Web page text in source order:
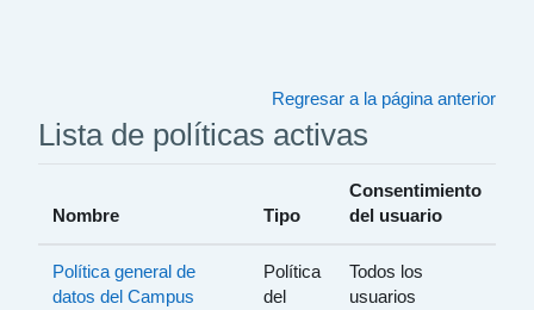
Regresar a la página anterior
Lista de políticas activas
Nombre Tipo
Consentimiento
del usuario
Política general de
datos del Campus
Política
del
Todos los
usuarios